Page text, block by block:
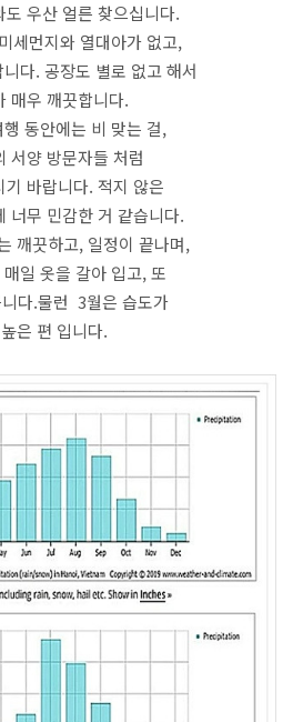
도 우산 얼른 찾으십니다.
세먼지와 열대아가 없고,
다. 공장도 별로 없고 해서
매우 깨끗합니다.
행 동안에는 비 맞는 걸,
서양 방문자들 처럼
기 바랍니다. 적지 않은
너무 민감한 거 같습니다.
깨끗하고, 일정이 끝나며,
일 옷을 갈아 입고, 또
다.물런 3월은 습도가
높은 편 입니다.